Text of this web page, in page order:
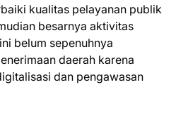
kualitas pelayanan publik
besarnya aktivitas
belum sepenuhnya
daerah karena
dan pengawasan